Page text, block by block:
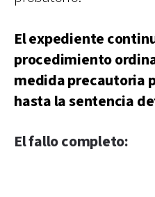
El expediente
procedimiento
medida precautoria
hasta la sentencia
El fallo completo: